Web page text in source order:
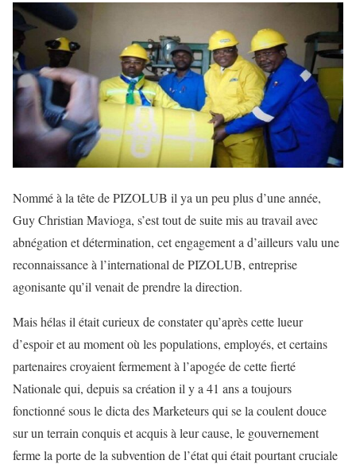
Nommé à la tête de PIZOLUB il ya un peu plus d’une année,
Guy Christian Mavioga, s’est tout de suite mis au travail avec
abnégation et détermination, cet engagement a d’ailleurs valu une
reconnaissance à l’international de PIZOLUB, entreprise
agonisante qu’il venait de prendre la direction.
Mais hélas il était curieux de constater qu’après cette lueur
d’espoir et au moment où les populations, employés, et certains
partenaires croyaient fermement à l’apogée de cette fierté
Nationale qui, depuis sa création il y a 41 ans a toujours
fonctionné sous le dicta des Marketeurs qui se la coulent douce
sur un terrain conquis et acquis à leur cause, le gouvernement
ferme la porte de la subvention de l’état qui était pourtant cruciale